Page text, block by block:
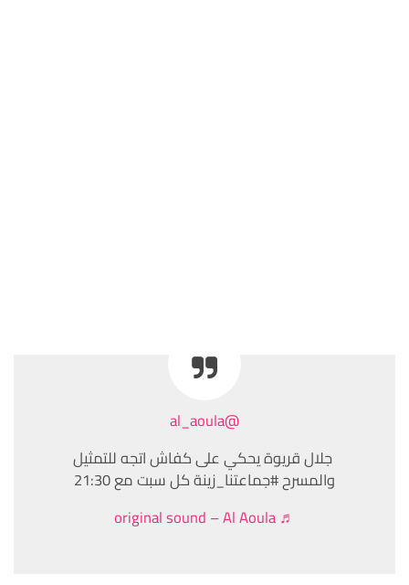
@al_aoula
️ جلال قريوة يحكي على كفاش اتجه للتمثيل
والمسرح #جماعتنا_زينة كل سبت مع 21:30
♬ original sound – Al Aoula